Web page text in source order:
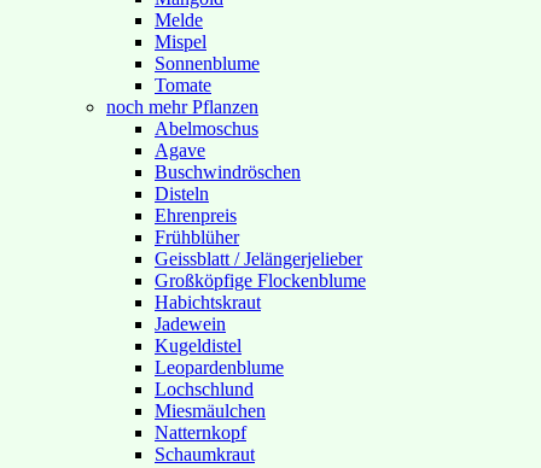
Melde
Mispel
Sonnenblume
Tomate
noch mehr Pflanzen
Abelmoschus
Agave
Buschwindröschen
Disteln
Ehrenpreis
Frühblüher
Geissblatt / Jelängerjelieber
Großköpfige Flockenblume
Habichtskraut
Jadewein
Kugeldistel
Leopardenblume
Lochschlund
Miesmäulchen
Natternkopf
Schaumkraut